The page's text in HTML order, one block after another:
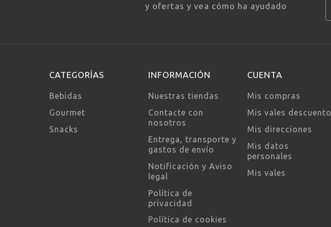
y ofertas y vea cómo ha ayudado
CATEGORÍAS
Bebidas
Gourmet
Snacks
INFORMACIÓN
Nuestras tiendas
Contacte con
nosotros
Entrega, transporte y
gastos de envío
Notificación y Aviso
legal
Política de
privacidad
Política de cookies
CUENTA
Mis compras
Mis vales descuento
Mis direcciones
Mis datos
personales
Mis vales